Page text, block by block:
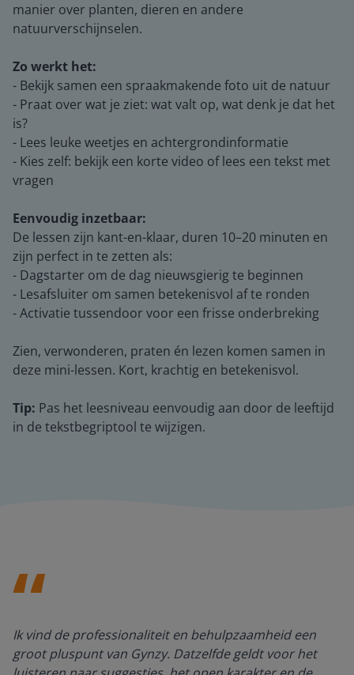
manier over planten, dieren en andere
natuurverschijnselen.
Zo werkt het:
- Bekijk samen een spraakmakende foto uit de natuur
- Praat over wat je ziet: wat valt op, wat denk je dat het
is?
- Lees leuke weetjes en achtergrondinformatie
- Kies zelf: bekijk een korte video of lees een tekst met
vragen
Eenvoudig inzetbaar:
De lessen zijn kant-en-klaar, duren 10–20 minuten en
zijn perfect in te zetten als:
- Dagstarter om de dag nieuwsgierig te beginnen
- Lesafsluiter om samen betekenisvol af te ronden
- Activatie tussendoor voor een frisse onderbreking
Zien, verwonderen, praten én lezen komen samen in
deze mini-lessen. Kort, krachtig en betekenisvol.
Tip: Pas het leesniveau eenvoudig aan door de leeftijd
in de tekstbegriptool te wijzigen.
Ik vind de professionaliteit en behulpzaamheid een
groot pluspunt van Gynzy. Datzelfde geldt voor het